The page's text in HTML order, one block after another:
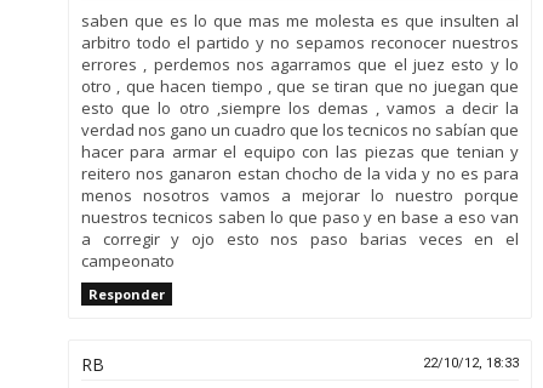
saben que es lo que mas me molesta es que insulten al
arbitro todo el partido y no sepamos reconocer nuestros
errores , perdemos nos agarramos que el juez esto y lo
otro , que hacen tiempo , que se tiran que no juegan que
esto que lo otro ,siempre los demas , vamos a decir la
verdad nos gano un cuadro que los tecnicos no sabían que
hacer para armar el equipo con las piezas que tenian y
reitero nos ganaron estan chocho de la vida y no es para
menos nosotros vamos a mejorar lo nuestro porque
nuestros tecnicos saben lo que paso y en base a eso van
a corregir y ojo esto nos paso barias veces en el
campeonato
Responder
RB 22/10/12, 18:33